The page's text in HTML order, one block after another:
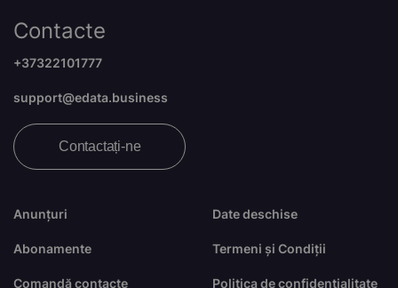
Anunțuri
Abonamente
Comandă contacte
Date deschise
Termeni și Condiții
Politica de confidențialitate
Contacte
+37322101777
support@edata.business
Contactați-ne